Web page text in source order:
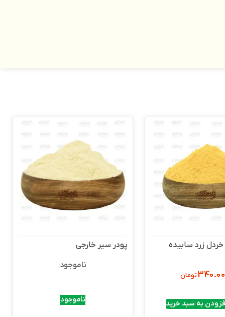
خردل زرد سابیده
تومان
به سبد خرید
پودر سیر خارجی
ناموجود
ناموجود